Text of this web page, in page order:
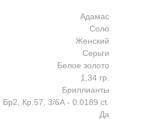
Адамас
Соло
Женский
Серьги
Белое золото
1,34 гр.
Бриллианты
Бр2, Кр.57, 3/6А - 0.0189 ct.
Да